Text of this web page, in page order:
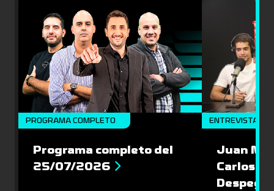
PROGRAMA COMPLETO
Programa completo del
25/07/2026
ENTREVISTAS
Juan
Carlos